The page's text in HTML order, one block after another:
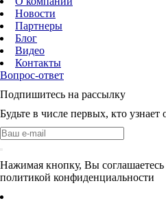
Новости
Партнеры
Блог
Видео
Контакты
Вопрос-ответ
Подпишитесь на рассылку
Будьте в числе первых, кто
Нажимая кнопку, Вы
политикой конфиденциальности